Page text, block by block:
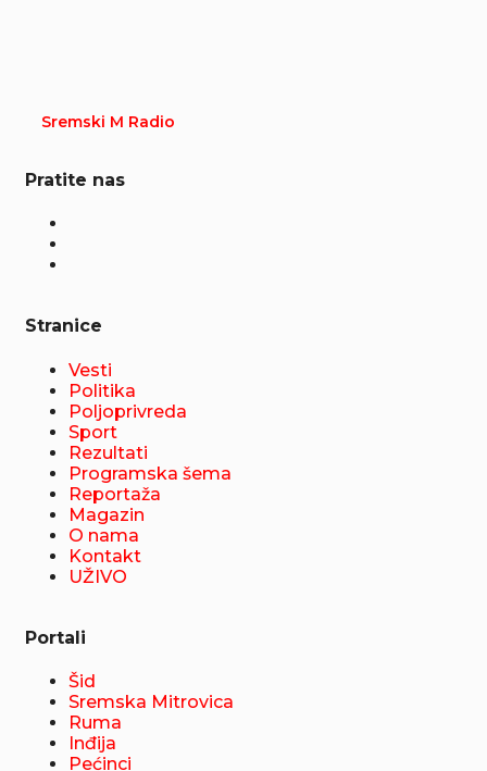
Sremski M Radio
Pratite nas
Stranice
Vesti
Politika
Poljoprivreda
Sport
Rezultati
Programska šema
Reportaža
Magazin
O nama
Kontakt
UŽIVO
Portali
Šid
Sremska Mitrovica
Ruma
Inđija
Pećinci